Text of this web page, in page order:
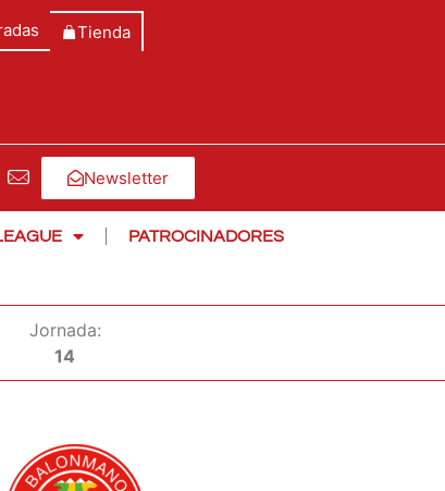
Tienda
Newsletter
PATROCINADORES
Jornada:
14